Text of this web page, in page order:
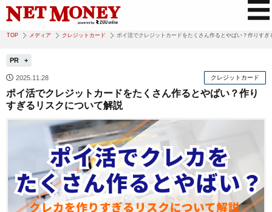
TOP メディア クレジットカード ポイ活でクレジットカードをたくさん作るとやばい？作りすぎ
PR
2025.11.28 クレジットカード
ポイ活でクレジットカードをたくさん作るとやばい？作り
すぎるリスクについて解説